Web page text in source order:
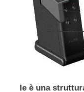
le è una